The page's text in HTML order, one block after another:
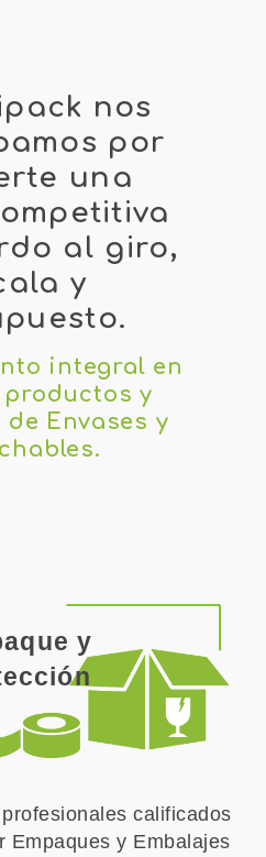
nos
por
una
al giro,
y
integral en
y
Envases y
y
calificados
Empaques y Embalajes